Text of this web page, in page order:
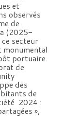
et
observés
de
(2025-
secteur
monumental
portuaire.
de
des
de
2024 :
»,